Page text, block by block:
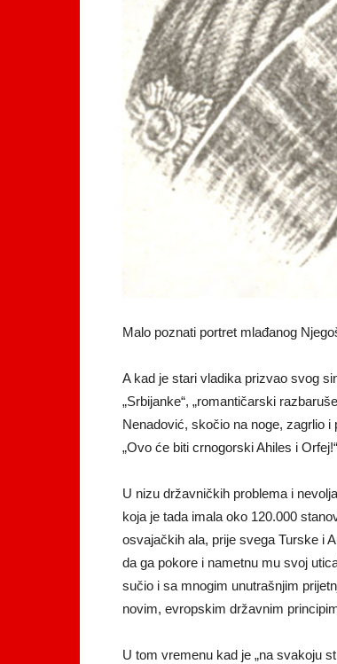
Malo poznati portret mlađanog
A kad je stari vladika prizvao svog
„Srbijanke“, „romantičarski
Nenadović, skočio na noge, zagrlio
„Ovo će biti crnogorski Ahiles i Orfej!“
U nizu državničkih problema i
koja je tada imala oko 120.000
osvajačkih ala, prije svega Turske i
da ga pokore i nametnu mu svoj
sučio i sa mnogim unutrašnjim
novim, evropskim državnim
U tom vremenu kad je „na svakoju